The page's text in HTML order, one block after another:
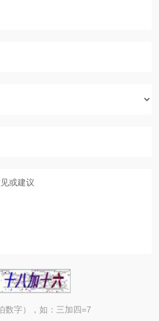
数字），如：三加四=7